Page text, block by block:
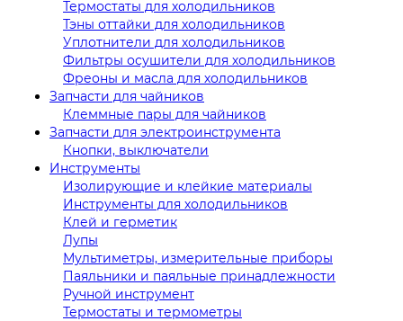
Термостаты для холодильников
Тэны оттайки для холодильников
Уплотнители для холодильников
Фильтры осушители для холодильников
Фреоны и масла для холодильников
Запчасти для чайников
Клеммные пары для чайников
Запчасти для электроинструмента
Кнопки, выключатели
Инструменты
Изолирующие и клейкие материалы
Инструменты для холодильников
Клей и герметик
Лупы
Мультиметры, измерительные приборы
Паяльники и паяльные принадлежности
Ручной инструмент
Термостаты и термометры